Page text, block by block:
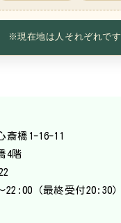
※現在地は人それぞれです
斎橋1-16-11
4階
（最終受付20:30）